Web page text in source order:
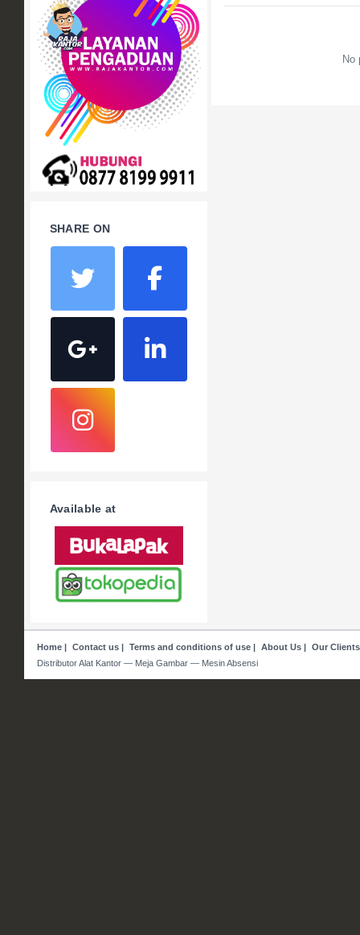
Promo
+ Rak Serbaguna
+ Ranjang Besi
+ Sofa Kantor
+ Springbed
White Board / Papan Tulis
SHARE ON
Available at
No
Home| Contact us| Terms and conditions of use| About Us| Our Clients
Distributor Alat Kantor — Meja Gambar — Mesin Absensi